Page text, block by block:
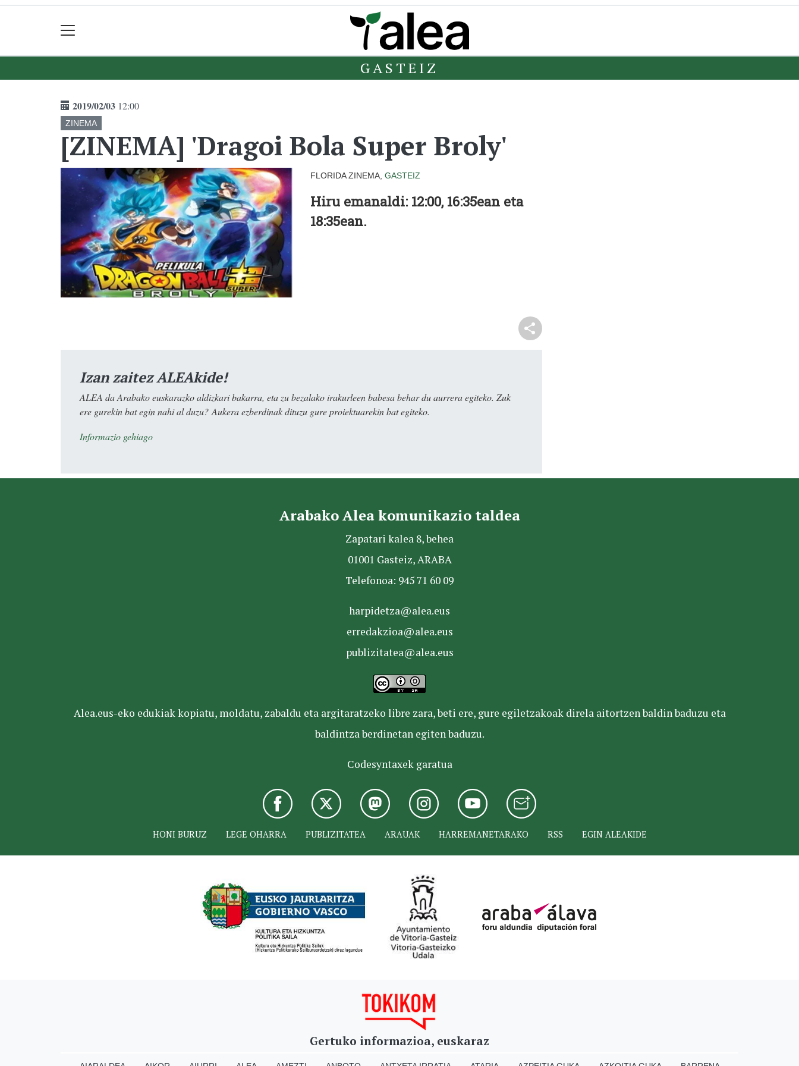
GASTEIZ
2019/02/03 12:00
ZINEMA
[ZINEMA] 'Dragoi Bola Super Broly'
FLORIDA ZINEMA, GASTEIZ
Hiru emanaldi: 12:00, 16:35ean eta
18:35ean.
Izan zaitez ALEAkide!
ALEA da Arabako euskarazko aldizkari bakarra, eta zu bezalako irakurleen babesa behar du aurrera egiteko. Zuk
ere gurekin bat egin nahi al duzu? Aukera ezberdinak dituzu gure proiektuarekin bat egiteko.
Informazio gehiago
Arabako Alea komunikazio taldea
Zapatari kalea 8, behea
01001 Gasteiz, ARABA
Telefonoa: 945 71 60 09
harpidetza@alea.eus
erredakzioa@alea.eus
publizitatea@alea.eus
Alea.eus-eko edukiak kopiatu, moldatu, zabaldu eta argitaratzeko libre zara, beti ere, gure egiletzakoak direla aitortzen baldin baduzu eta
baldintza berdinetan egiten baduzu.
Codesyntaxek garatua
HONI BURUZ LEGE OHARRA PUBLIZITATEA ARAUAK HARREMANETARAKO RSS EGIN ALEAKIDE
Gertuko informazioa, euskaraz